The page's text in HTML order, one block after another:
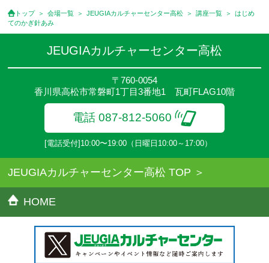
のでご確認ください。
●参加人数が一定に満たない場合、体験や講座開講を中止または延
期することがあります。
●その他、詳しい内容については、ご入会時にご説明をさせていた
だきます。
トップ 会場一覧 JEUGIAカルチャーセンター高松 講座一覧
はじめ
てのかぎ針あみ
JEUGIAカルチャーセンター高松
〒760-0054
香川県高松市常磐町1丁目3番地1 瓦町FLAG10階
電話 087-812-5060
[電話受付]10:00〜19:00（日曜日10:00～17:00）
JEUGIAカルチャーセンター高松 TOP
HOME